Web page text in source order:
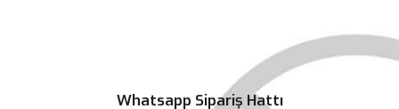
Whatsapp Sipariş Hattı